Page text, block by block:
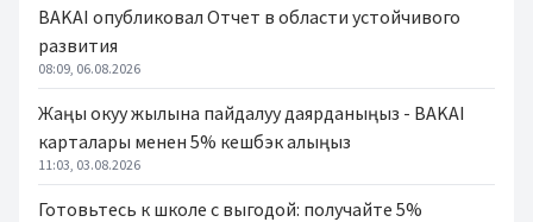
BAKAI опубликовал Отчет в области устойчивого
развития
08:09, 06.08.2026
Жаңы окуу жылына пайдалуу даярданыңыз - BAKAI
карталары менен 5% кешбэк алыңыз
11:03, 03.08.2026
Готовьтесь к школе с выгодой: получайте 5%